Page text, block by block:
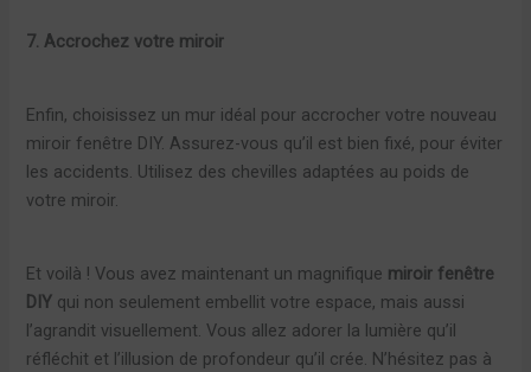
7. Accrochez votre miroir
Enfin, choisissez un mur idéal pour accrocher votre nouveau
miroir fenêtre DIY. Assurez-vous qu’il est bien fixé, pour éviter
les accidents. Utilisez des chevilles adaptées au poids de
votre miroir.
Et voilà ! Vous avez maintenant un magnifique miroir fenêtre
DIY qui non seulement embellit votre espace, mais aussi
l’agrandit visuellement. Vous allez adorer la lumière qu’il
réfléchit et l’illusion de profondeur qu’il crée. N’hésitez pas à